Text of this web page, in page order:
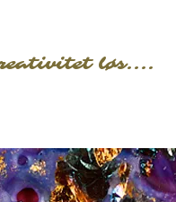
løs....